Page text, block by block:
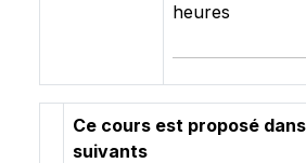
heures
Ce cours est proposé
suivants